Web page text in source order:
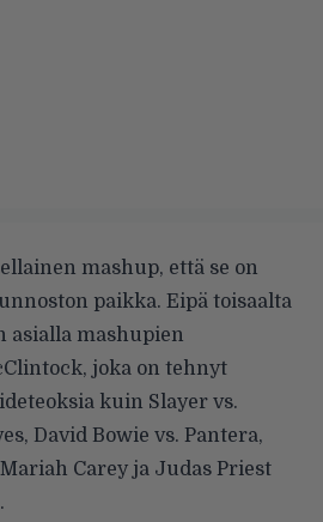
mashup, että se on
paikka. Eipä toisaalta
asialla mashupien
, joka on tehnyt
kuin Slayer vs.
David Bowie vs. Pantera,
Carey ja Judas Priest